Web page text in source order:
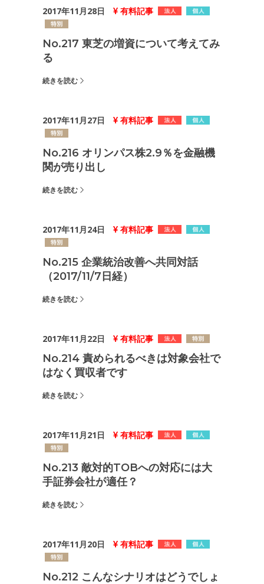
2017年11月28日 有料記事
No.217 東芝の増資について考えてみ
る
続きを読む
2017年11月27日 有料記事
No.216 オリンパス株2.9％を金融機
関が売り出し
続きを読む
2017年11月24日 有料記事
No.215 企業統治改善へ共同対話
（2017/11/7日経）
続きを読む
2017年11月22日 有料記事
No.214 責められるべきは対象会社で
はなく買収者です
続きを読む
2017年11月21日 有料記事
No.213 敵対的TOBへの対応には大
手証券会社が適任？
続きを読む
2017年11月20日 有料記事
No.212 こんなシナリオはどうでしょ